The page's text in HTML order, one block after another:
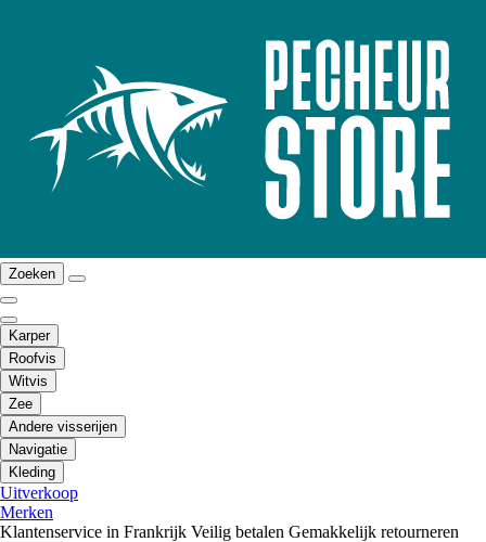
Zoeken
Karper
Roofvis
Witvis
Zee
Andere visserijen
Navigatie
Kleding
Uitverkoop
Merken
Klantenservice in Frankrijk Veilig betalen Gemakkelijk retourneren